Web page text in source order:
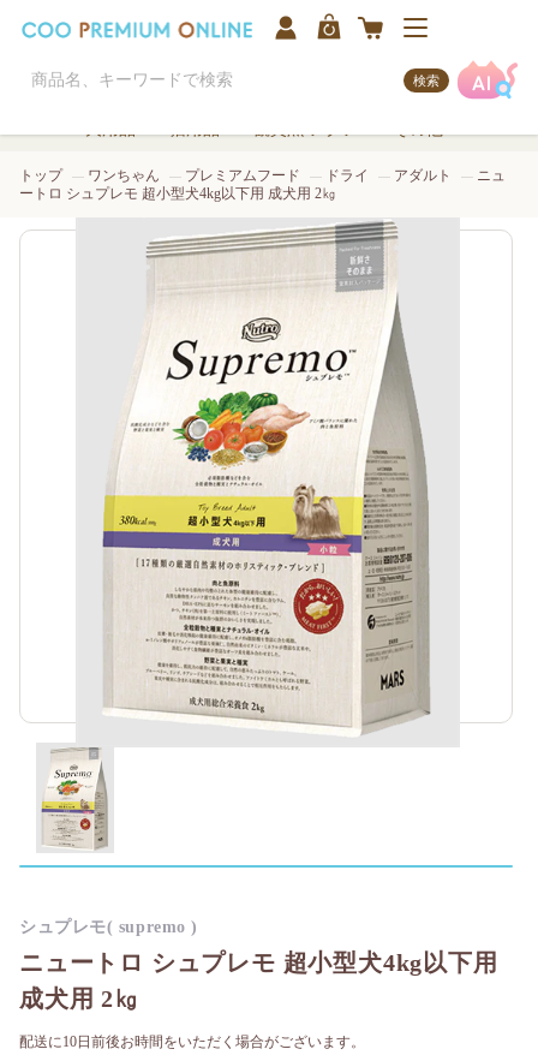
検索
トップ ワンちゃん プレミアムフード ドライ アダルト
ニュ
ートロ シュプレモ 超小型犬4kg以下用 成犬用 2㎏
ニュートロ シュプレモ 超小型犬4kg以下用
成犬用 2㎏
配送に10日前後お時間をいただく場合がございます。
シュプレモ( supremo )